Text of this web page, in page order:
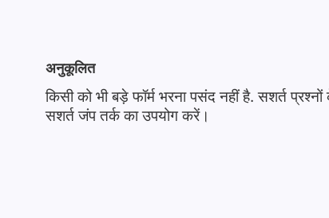
अनुकूलित
किसी को भी बड़े फॉर्म भरना पसंद नहीं है. सशर्त
सशर्त जंप तर्क का उपयोग करें।